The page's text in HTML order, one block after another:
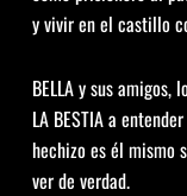
y vivir en el castillo
BELLA y sus
LA BESTIA a
hechizo es él mismo
ver de verdad.